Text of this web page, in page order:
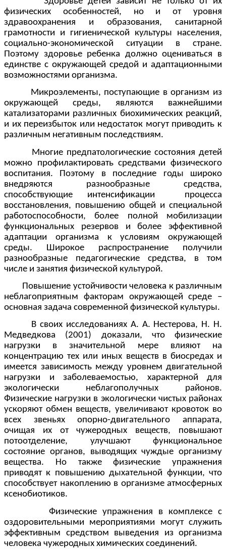
физических особенностей, но и от уровня
здравоохранения и образования, санитарной
грамотности и гигиенической культуры населения,
социально-экономической ситуации в стране.
Поэтому здоровье ребенка должно оцениваться в
единстве с окружающей средой и адаптационными
возможностями организма.
Микроэлементы, поступающие в организм из
окружающей среды, являются важнейшими
катализаторами различных биохимических реакций,
и их переизбыток или недостаток могут приводить к
различным негативным последствиям.
Многие предпатологические состояния детей
можно профилактировать средствами физического
воспитания. Поэтому в последние годы широко
внедряются разнообразные средства,
способствующие интенсификации процесса
восстановления, повышению общей и специальной
работоспособности, более полной мобилизации
функциональных резервов и более эффективной
адаптации организма к условиям окружающей
среды. Широкое распространение получили
разнообразные педагогические средства, в том
числе и занятия физической культурой.
Повышение устойчивости человека к различным
неблагоприятным факторам окружающей среде –
основная задача современной физической культуры.
В своих исследованиях А. А. Нестерова, Н. Н.
Медведкова (2001) доказали, что физические
нагрузки в значительной мере влияют на
концентрацию тех или иных веществ в биосредах и
имеется зависимость между уровнем двигательной
нагрузки и заболеваемостью, характерной для
экологически неблагополучных районов.
Физические нагрузки в экологически чистых районах
ускоряют обмен веществ, увеличивают кровоток во
всех звеньях опорно-двигательного аппарата,
очищая их от чужеродных веществ, повышают
потоотделение, улучшают функциональное
состояние органов, выводящих чуждые организму
вещества. Но также физические упражнения
приводят к повышению дыхательной функции, что
способствует накоплению в организме атмосферных
ксенобиотиков.
Физические упражнения в комплексе с
оздоровительными мероприятиями могут служить
эффективным средством выведения из организма
человека чужеродных химических соединений.